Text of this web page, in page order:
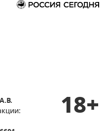
18+